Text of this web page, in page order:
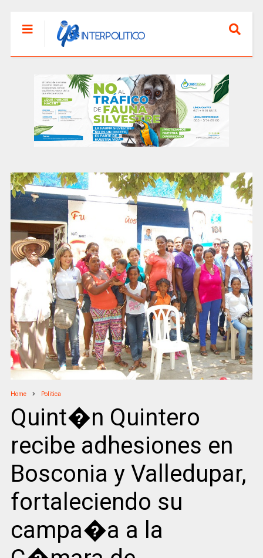
Home Politica
Quint�n Quintero
recibe adhesiones en
Bosconia y Valledupar,
fortaleciendo su
campa�a a la